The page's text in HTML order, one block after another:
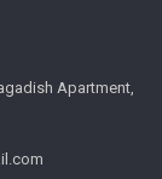
Apartment,